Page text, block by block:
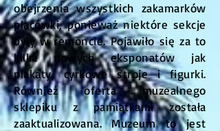
obejrzenia wszystkich zakamarków
placówki, ponieważ niektóre sekcje
były w remoncie. Pojawiło się za to
kilka nowych eksponatów jak
plakaty, cyrkowe stroje i figurki.
Również oferta muzealnego
sklepiku z pamiątkami została
zaaktualizowana. Muzeum to jest